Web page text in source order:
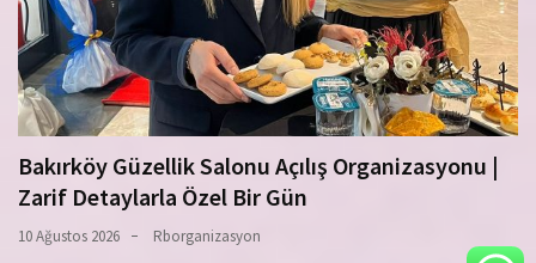
Bakırköy Güzellik Salonu Açılış Organizasyonu |
Zarif Detaylarla Özel Bir Gün
10 Ağustos 2026 Rborganizasyon